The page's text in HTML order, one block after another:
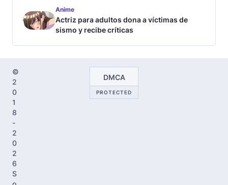
Anime
Actriz para adultos dona a víctimas de
sismo y recibe críticas
©
2
0
1
8
-
2
0
2
6
S
DMCA
PROTECTED